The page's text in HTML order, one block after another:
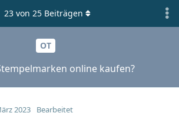
OT
online kaufen?
23von 25Beiträgen
2023 Bearbeitet